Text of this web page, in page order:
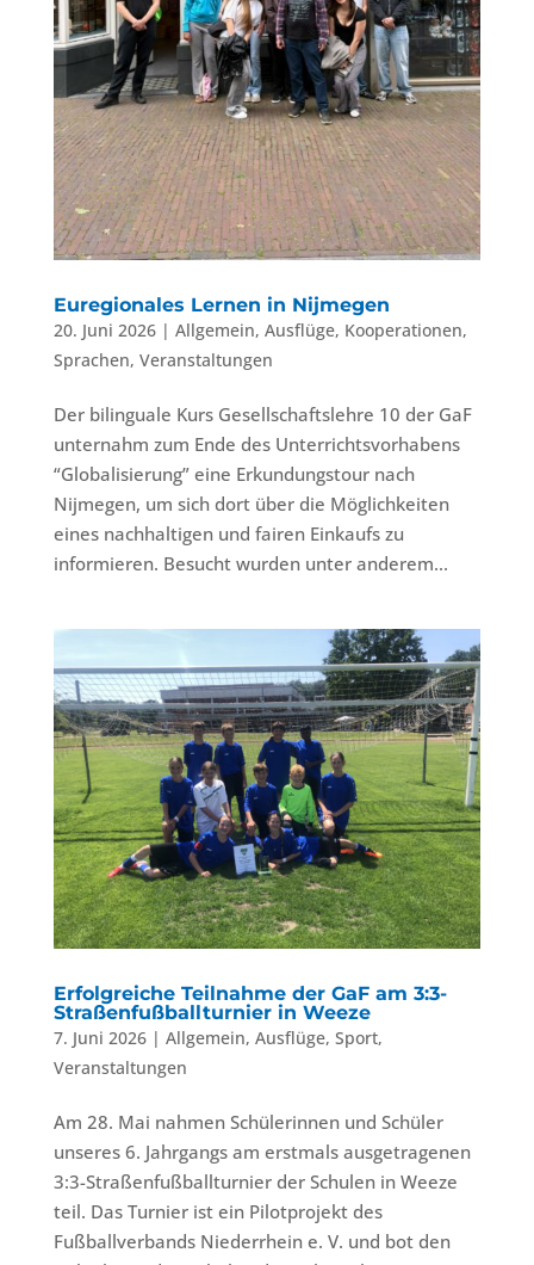
Euregionales Lernen in Nijmegen
20. Juni 2026| Allgemein, Ausflüge, Kooperationen,
Sprachen, Veranstaltungen
Der bilinguale Kurs Gesellschaftslehre 10 der GaF
unternahm zum Ende des Unterrichtsvorhabens
“Globalisierung” eine Erkundungstour nach
Nijmegen, um sich dort über die Möglichkeiten
eines nachhaltigen und fairen Einkaufs zu
informieren. Besucht wurden unter anderem...
Erfolgreiche Teilnahme der GaF am 3:3-
Straßenfußballturnier in Weeze
7. Juni 2026| Allgemein, Ausflüge, Sport,
Veranstaltungen
Am 28. Mai nahmen Schülerinnen und Schüler
unseres 6. Jahrgangs am erstmals ausgetragenen
3:3-Straßenfußballturnier der Schulen in Weeze
teil. Das Turnier ist ein Pilotprojekt des
Fußballverbands Niederrhein e. V. und bot den